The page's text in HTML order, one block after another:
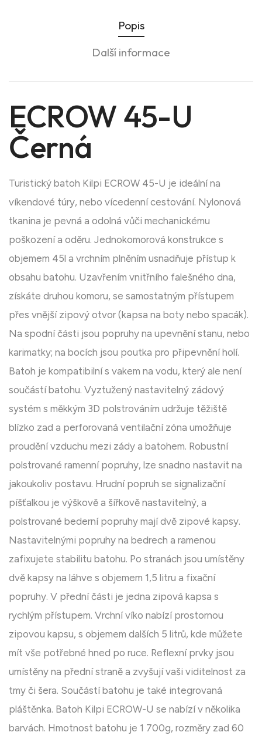
Popis
Další informace
ECROW 45-U
Černá
Turistický batoh Kilpi ECROW 45-U je ideální na
víkendové túry, nebo vícedenní cestování. Nylonová
tkanina je pevná a odolná vůči mechanickému
poškození a oděru. Jednokomorová konstrukce s
objemem 45l a vrchním plněním usnadňuje přístup k
obsahu batohu. Uzavřením vnitřního falešného dna,
získáte druhou komoru, se samostatným přístupem
přes vnější zipový otvor (kapsa na boty nebo spacák).
Na spodní části jsou popruhy na upevnění stanu, nebo
karimatky; na bocích jsou poutka pro připevnění holí.
Batoh je kompatibilní s vakem na vodu, který ale není
součástí batohu. Vyztužený nastavitelný zádový
systém s měkkým 3D polstrováním udržuje těžiště
blízko zad a perforovaná ventilační zóna umožňuje
proudění vzduchu mezi zády a batohem. Robustní
polstrované ramenní popruhy, lze snadno nastavit na
jakoukoliv postavu. Hrudní popruh se signalizační
píšťalkou je výškově a šířkově nastavitelný, a
polstrované bederní popruhy mají dvě zipové kapsy.
Nastavitelnými popruhy na bedrech a ramenou
zafixujete stabilitu batohu. Po stranách jsou umístěny
dvě kapsy na láhve s objemem 1,5 litru a fixační
popruhy. V přední části je jedna zipová kapsa s
rychlým přístupem. Vrchní víko nabízí prostornou
zipovou kapsu, s objemem dalších 5 litrů, kde můžete
mít vše potřebné hned po ruce. Reflexní prvky jsou
umístěny na přední straně a zvyšují vaši viditelnost za
tmy či šera. Součástí batohu je také integrovaná
pláštěnka. Batoh Kilpi ECROW-U se nabízí v několika
barvách. Hmotnost batohu je 1 700g, rozměry zad 60